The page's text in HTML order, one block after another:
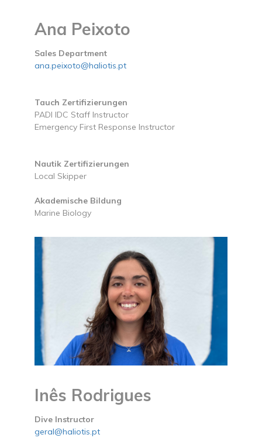
Ana Peixoto
Sales Department
ana.peixoto@haliotis.pt
Tauch Zertifizierungen
PADI IDC Staff Instructor
Emergency First Response Instructor
Nautik Zertifizierungen
Local Skipper
Akademische Bildung
Marine Biology
Inês Rodrigues
Dive Instructor
geral@haliotis.pt